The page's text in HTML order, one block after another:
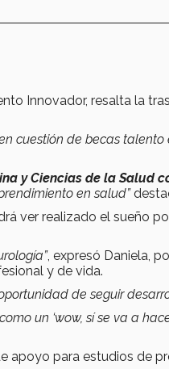
Innovador, resalta la
cuestión de becas
y Ciencias de la Salud
en salud”
ver realizado el sueño
, expresó Daniela,
y de vida.
de seguir
un ‘wow, sí se va a
apoyo para estudios de